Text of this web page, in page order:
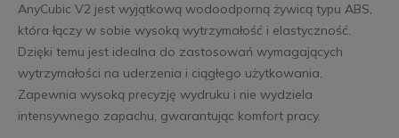
AnyCubic V2 jest wyjątkową wodoodporną żywicą typu ABS,
która łączy w sobie wysoką wytrzymałość i elastyczność.
Dzięki temu jest idealna do zastosowań wymagających
wytrzymałości na uderzenia i ciągłego użytkowania.
Zapewnia wysoką precyzję wydruku i nie wydziela
intensywnego zapachu, gwarantując komfort pracy.